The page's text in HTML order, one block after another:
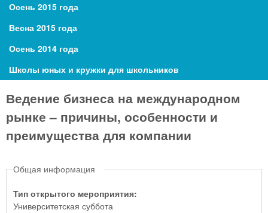
Осень 2015 года
Весна 2015 года
Осень 2014 года
Школы юных и кружки для школьников
Ведение бизнеса на международном
рынке – причины, особенности и
преимущества для компании
Общая информация
Тип открытого мероприятия:
Университетская суббота